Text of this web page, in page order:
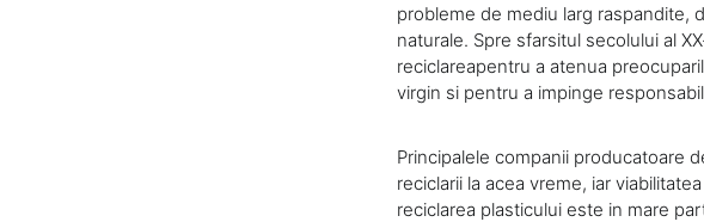
probleme de mediu larg raspandite,
naturale. Spre sfarsitul secolului al
reciclareapentru a atenua
virgin si pentru a impinge
Principalele companii producatoare
reciclarii la acea vreme, iar
reciclarea plasticului este in mare